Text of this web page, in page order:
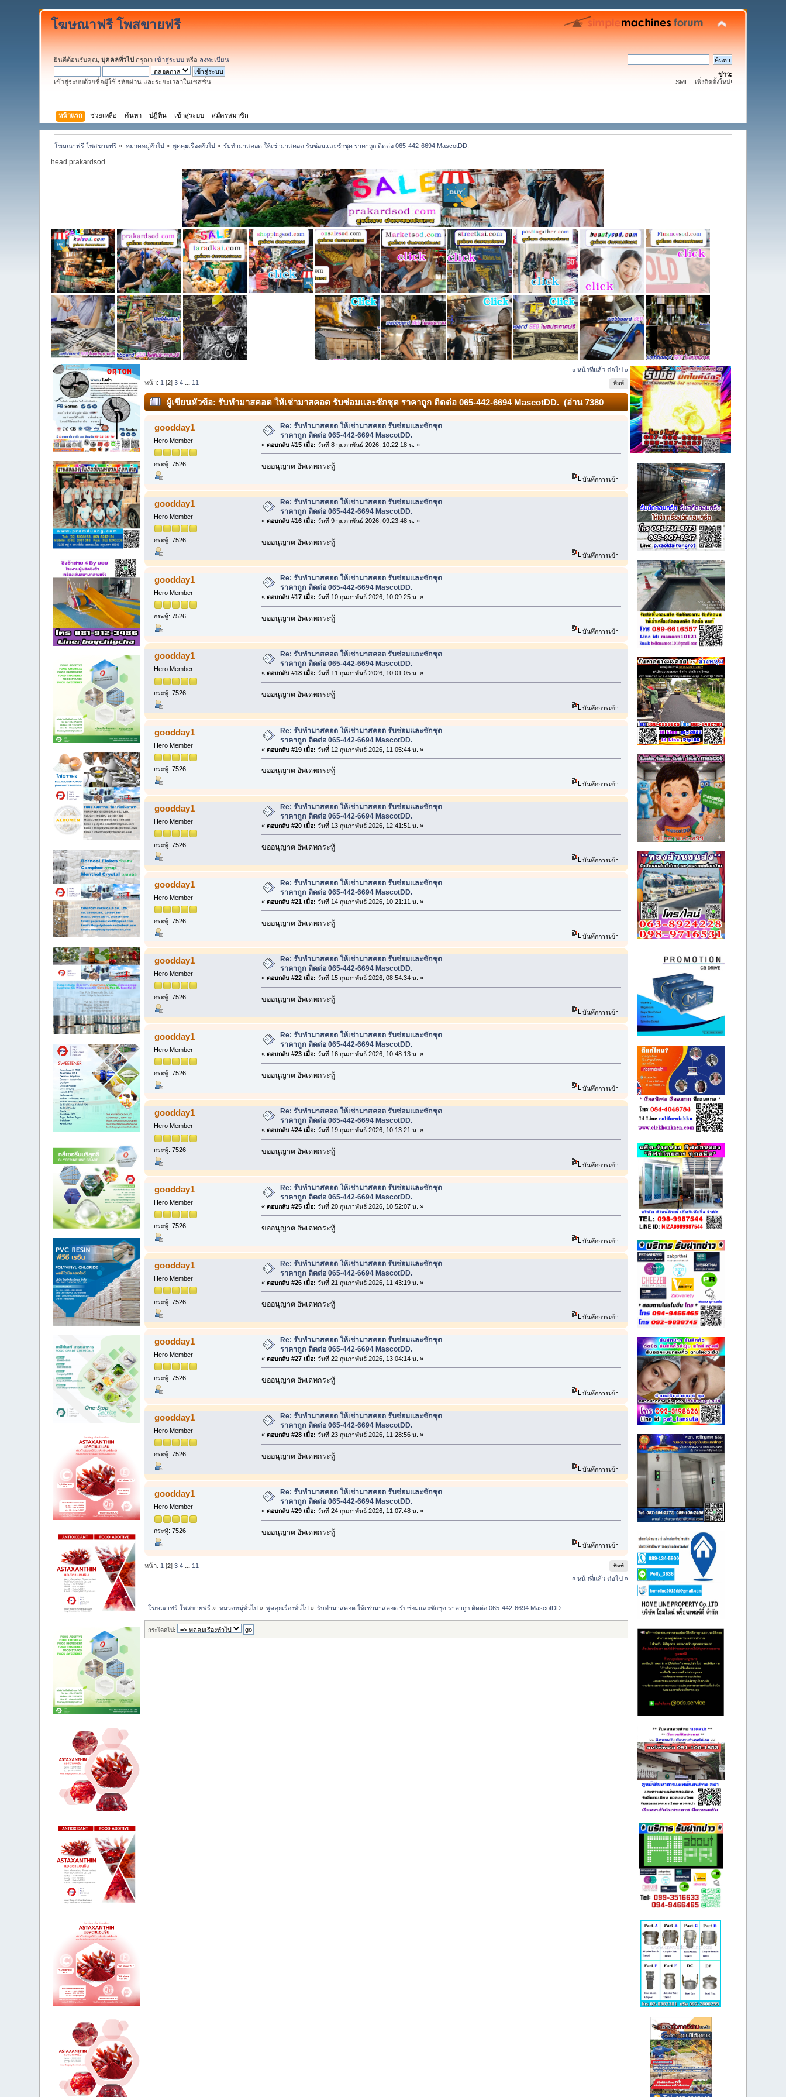
โฆษณาฟรี โพสขายฟรี
ยินดีต้อนรับคุณ,บุคคลทั่วไป กรุณา เข้าสู่ระบบ หรือ ลงทะเบียน
เข้าสู่ระบบด้วยชื่อผู้ใช้ รหัสผ่าน และระยะเวลาในเซสชั่น
ข่าว:
SMF - เพิ่งติดตั้งใหม่!
หน้าแรก ช่วยเหลือ ค้นหา ปฏิทิน เข้าสู่ระบบ สมัครสมาชิก
โฆษณาฟรี โพสขายฟรี » หมวดหมู่ทั่วไป» พูดคุยเรื่องทั่วไป » รับทำมาสคอต ให้เช่ามาสคอต รับซ่อมและซักชุด ราคาถูก ติดต่อ 065-442-6694 MascotDD.
head prakardsod
« หน้าที่แล้ว ต่อไป »
พิมพ์
หน้า: 1 [2]3 4 ... 11
ผู้เขียนหัวข้อ: รับทำมาสคอต ให้เช่ามาสคอต รับซ่อมและซักชุด ราคาถูก ติดต่อ 065-442-6694 MascotDD. (อ่าน 7380
goodday1
Hero Member
กระทู้: 7526
Re: รับทำมาสคอต ให้เช่ามาสคอต รับซ่อมและซักชุด
ราคาถูก ติดต่อ 065-442-6694 MascotDD.
« ตอบกลับ #15 เมื่อ: วันที่ 8 กุมภาพันธ์ 2026, 10:22:18 น. »
ขออนุญาต อัพเดทกระทู้
บันทึกการเข้า
goodday1
Hero Member
กระทู้: 7526
Re: รับทำมาสคอต ให้เช่ามาสคอต รับซ่อมและซักชุด
ราคาถูก ติดต่อ 065-442-6694 MascotDD.
« ตอบกลับ #16 เมื่อ: วันที่ 9 กุมภาพันธ์ 2026, 09:23:48 น. »
ขออนุญาต อัพเดทกระทู้
บันทึกการเข้า
goodday1
Hero Member
กระทู้: 7526
Re: รับทำมาสคอต ให้เช่ามาสคอต รับซ่อมและซักชุด
ราคาถูก ติดต่อ 065-442-6694 MascotDD.
« ตอบกลับ #17 เมื่อ: วันที่ 10 กุมภาพันธ์ 2026, 10:09:25 น. »
ขออนุญาต อัพเดทกระทู้
บันทึกการเข้า
goodday1
Hero Member
กระทู้: 7526
Re: รับทำมาสคอต ให้เช่ามาสคอต รับซ่อมและซักชุด
ราคาถูก ติดต่อ 065-442-6694 MascotDD.
« ตอบกลับ #18 เมื่อ: วันที่ 11 กุมภาพันธ์ 2026, 10:01:05 น. »
ขออนุญาต อัพเดทกระทู้
บันทึกการเข้า
goodday1
Hero Member
กระทู้: 7526
Re: รับทำมาสคอต ให้เช่ามาสคอต รับซ่อมและซักชุด
ราคาถูก ติดต่อ 065-442-6694 MascotDD.
« ตอบกลับ #19 เมื่อ: วันที่ 12 กุมภาพันธ์ 2026, 11:05:44 น. »
ขออนุญาต อัพเดทกระทู้
บันทึกการเข้า
goodday1
Hero Member
กระทู้: 7526
Re: รับทำมาสคอต ให้เช่ามาสคอต รับซ่อมและซักชุด
ราคาถูก ติดต่อ 065-442-6694 MascotDD.
« ตอบกลับ #20 เมื่อ: วันที่ 13 กุมภาพันธ์ 2026, 12:41:51 น. »
ขออนุญาต อัพเดทกระทู้
บันทึกการเข้า
goodday1
Hero Member
กระทู้: 7526
Re: รับทำมาสคอต ให้เช่ามาสคอต รับซ่อมและซักชุด
ราคาถูก ติดต่อ 065-442-6694 MascotDD.
« ตอบกลับ #21 เมื่อ: วันที่ 14 กุมภาพันธ์ 2026, 10:21:11 น. »
ขออนุญาต อัพเดทกระทู้
บันทึกการเข้า
goodday1
Hero Member
กระทู้: 7526
Re: รับทำมาสคอต ให้เช่ามาสคอต รับซ่อมและซักชุด
ราคาถูก ติดต่อ 065-442-6694 MascotDD.
« ตอบกลับ #22 เมื่อ: วันที่ 15 กุมภาพันธ์ 2026, 08:54:34 น. »
ขออนุญาต อัพเดทกระทู้
บันทึกการเข้า
goodday1
Hero Member
กระทู้: 7526
Re: รับทำมาสคอต ให้เช่ามาสคอต รับซ่อมและซักชุด
ราคาถูก ติดต่อ 065-442-6694 MascotDD.
« ตอบกลับ #23 เมื่อ: วันที่ 16 กุมภาพันธ์ 2026, 10:48:13 น. »
ขออนุญาต อัพเดทกระทู้
บันทึกการเข้า
goodday1
Hero Member
กระทู้: 7526
Re: รับทำมาสคอต ให้เช่ามาสคอต รับซ่อมและซักชุด
ราคาถูก ติดต่อ 065-442-6694 MascotDD.
« ตอบกลับ #24 เมื่อ: วันที่ 19 กุมภาพันธ์ 2026, 10:13:21 น. »
ขออนุญาต อัพเดทกระทู้
บันทึกการเข้า
goodday1
Hero Member
กระทู้: 7526
Re: รับทำมาสคอต ให้เช่ามาสคอต รับซ่อมและซักชุด
ราคาถูก ติดต่อ 065-442-6694 MascotDD.
« ตอบกลับ #25 เมื่อ: วันที่ 20 กุมภาพันธ์ 2026, 10:52:07 น. »
ขออนุญาต อัพเดทกระทู้
บันทึกการเข้า
goodday1
Hero Member
กระทู้: 7526
Re: รับทำมาสคอต ให้เช่ามาสคอต รับซ่อมและซักชุด
ราคาถูก ติดต่อ 065-442-6694 MascotDD.
« ตอบกลับ #26 เมื่อ: วันที่ 21 กุมภาพันธ์ 2026, 11:43:19 น. »
ขออนุญาต อัพเดทกระทู้
บันทึกการเข้า
goodday1
Hero Member
กระทู้: 7526
Re: รับทำมาสคอต ให้เช่ามาสคอต รับซ่อมและซักชุด
ราคาถูก ติดต่อ 065-442-6694 MascotDD.
« ตอบกลับ #27 เมื่อ: วันที่ 22 กุมภาพันธ์ 2026, 13:04:14 น. »
ขออนุญาต อัพเดทกระทู้
บันทึกการเข้า
goodday1
Hero Member
กระทู้: 7526
Re: รับทำมาสคอต ให้เช่ามาสคอต รับซ่อมและซักชุด
ราคาถูก ติดต่อ 065-442-6694 MascotDD.
« ตอบกลับ #28 เมื่อ: วันที่ 23 กุมภาพันธ์ 2026, 11:28:56 น. »
ขออนุญาต อัพเดทกระทู้
บันทึกการเข้า
goodday1
Hero Member
กระทู้: 7526
Re: รับทำมาสคอต ให้เช่ามาสคอต รับซ่อมและซักชุด
ราคาถูก ติดต่อ 065-442-6694 MascotDD.
« ตอบกลับ #29 เมื่อ: วันที่ 24 กุมภาพันธ์ 2026, 11:07:48 น. »
ขออนุญาต อัพเดทกระทู้
บันทึกการเข้า
พิมพ์
หน้า: 1 [2]3 4 ... 11
« หน้าที่แล้ว ต่อไป »
โฆษณาฟรี โพสขายฟรี » หมวดหมู่ทั่วไป» พูดคุยเรื่องทั่วไป » รับทำมาสคอต ให้เช่ามาสคอต รับซ่อมและซักชุด ราคาถูก ติดต่อ 065-442-6694 MascotDD.
กระโดดไป: